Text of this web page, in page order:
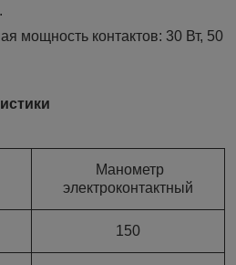
мощность контактов: 30 Вт, 50
Манометр
электроконтактный
150